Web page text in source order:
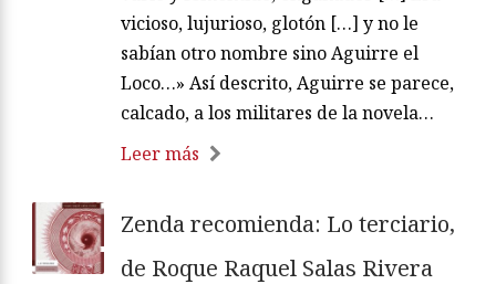
vicioso, lujurioso, glotón […] y no le
sabían otro nombre sino Aguirre el
Loco…» Así descrito, Aguirre se parece,
calcado, a los militares de la novela…
Leer más
Zenda recomienda: Lo terciario,
de Roque Raquel Salas Rivera